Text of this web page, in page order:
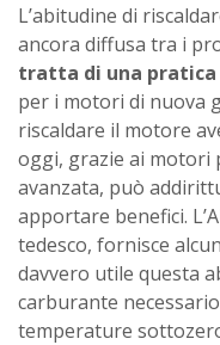
L’abitudine di
ancora diffusa tra i
tratta di una
per i motori di nuova
riscaldare il motore
oggi, grazie ai motori
avanzata, può
apportare benefici.
tedesco, fornisce
davvero utile questa
carburante
temperature